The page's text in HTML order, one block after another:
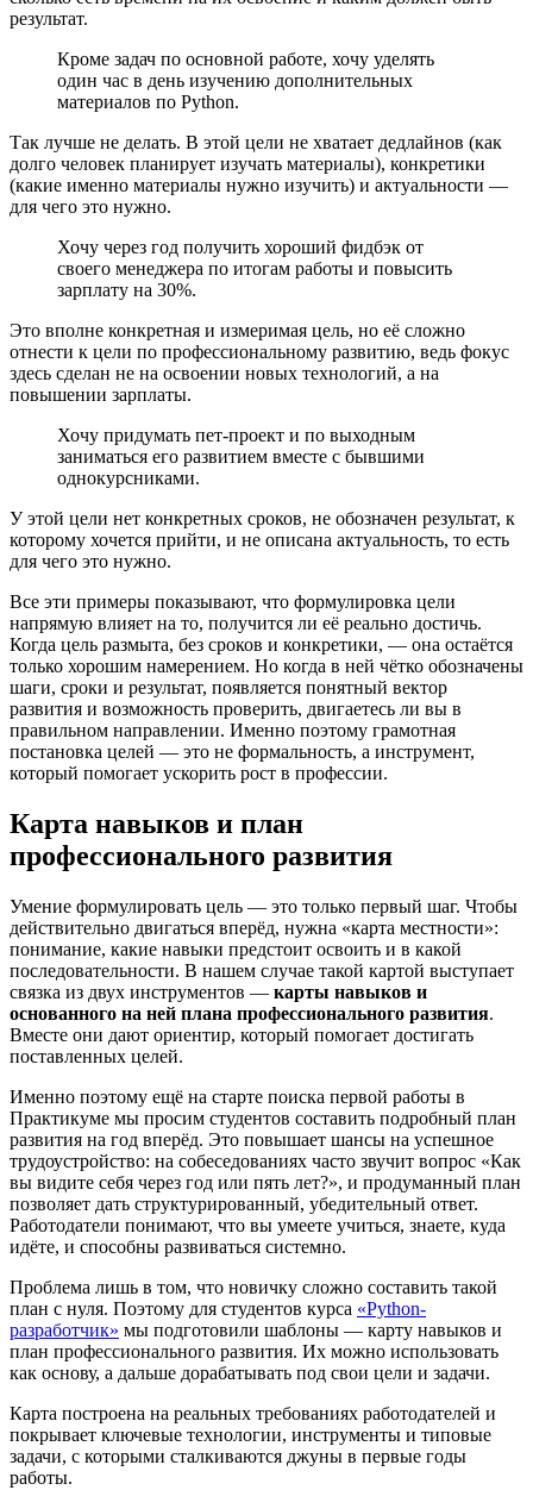
результат.
Кроме задач по основной работе, хочу уделять
один час в день изучению дополнительных
материалов по Python.
Так лучше не делать. В этой цели не хватает дедлайнов (как
долго человек планирует изучать материалы), конкретики
(какие именно материалы нужно изучить) и актуальности —
для чего это нужно.
Хочу через год получить хороший фидбэк от
своего менеджера по итогам работы и повысить
зарплату на 30%.
Это вполне конкретная и измеримая цель, но её сложно
отнести к цели по профессиональному развитию, ведь фокус
здесь сделан не на освоении новых технологий, а на
повышении зарплаты.
Хочу придумать пет-проект и по выходным
заниматься его развитием вместе с бывшими
однокурсниками.
У этой цели нет конкретных сроков, не обозначен результат, к
которому хочется прийти, и не описана актуальность, то есть
для чего это нужно.
Все эти примеры показывают, что формулировка цели
напрямую влияет на то, получится ли её реально достичь.
Когда цель размыта, без сроков и конкретики, — она остаётся
только хорошим намерением. Но когда в ней чётко обозначены
шаги, сроки и результат, появляется понятный вектор
развития и возможность проверить, двигаетесь ли вы в
правильном направлении. Именно поэтому грамотная
постановка целей — это не формальность, а инструмент,
который помогает ускорить рост в профессии.
Карта навыков и план
профессионального развития
Умение формулировать цель — это только первый шаг. Чтобы
действительно двигаться вперёд, нужна «карта местности»:
понимание, какие навыки предстоит освоить и в какой
последовательности. В нашем случае такой картой выступает
связка из двух инструментов — карты навыков и
основанного на ней плана профессионального развития.
Вместе они дают ориентир, который помогает достигать
поставленных целей.
Именно поэтому ещё на старте поиска первой работы в
Практикуме мы просим студентов составить подробный план
развития на год вперёд. Это повышает шансы на успешное
трудоустройство: на собеседованиях часто звучит вопрос «Как
вы видите себя через год или пять лет?», и продуманный план
позволяет дать структурированный, убедительный ответ.
Работодатели понимают, что вы умеете учиться, знаете, куда
идёте, и способны развиваться системно.
Проблема лишь в том, что новичку сложно составить такой
план с нуля. Поэтому для студентов курса «Python-
разработчик» мы подготовили шаблоны — карту навыков и
план профессионального развития. Их можно использовать
как основу, а дальше дорабатывать под свои цели и задачи.
Карта построена на реальных требованиях работодателей и
покрывает ключевые технологии, инструменты и типовые
задачи, с которыми сталкиваются джуны в первые годы
работы.